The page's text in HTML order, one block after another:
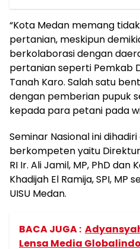
“Kota Medan memang
pertanian, meskipun
berkolaborasi dengan
pertanian seperti Pemkab
Tanah Karo. Salah satu
dengan pemberian pupuk
kepada para petani pada
Seminar Nasional ini
berkompeten yaitu
RI Ir. Ali Jamil, MP, PhD dan
Khadijah El Ramija, SPI, MP
UISU Medan.
BACA JUGA :
Lensa Media